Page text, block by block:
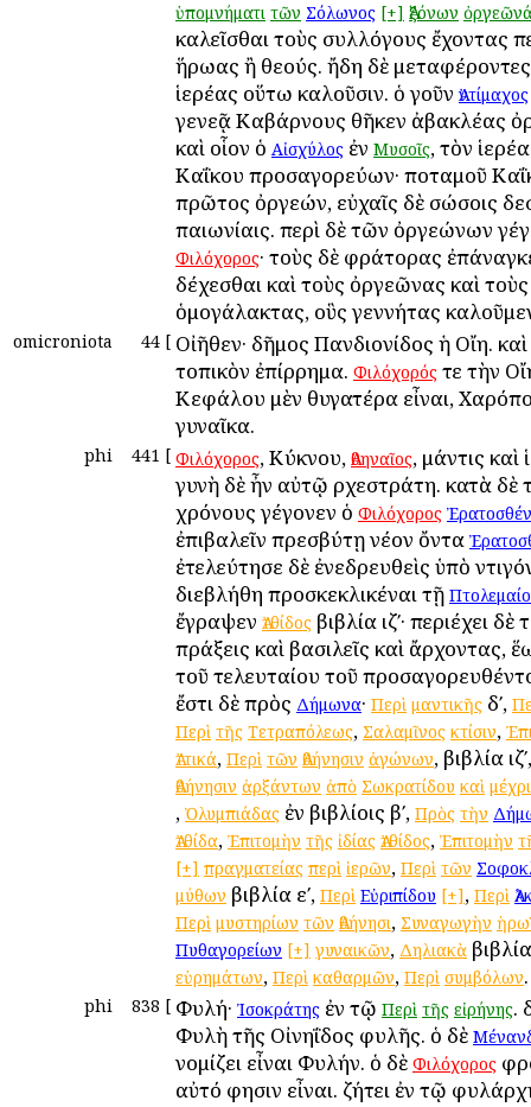
ὑπομνήματι τῶν Σόλωνος [+] Ἀξόνων
καλεῖσθαι τοὺς συλλόγους ἔχοντας
ἥρωας ἢ θεούς. ἤδη δὲ μεταφέροντες
ἱερέας οὕτω καλοῦσιν. ὁ γοῦνἈντίμαχος
γενεᾷ Καβάρνους θῆκεν ἀβακλέας
καὶ οἷον ὁ Αἰσχύλος ἐν Μυσοῖς, τὸν
Καΐκου προσαγορεύων· ποταμοῦ
πρῶτος ὀργεών, εὐχαῖς δὲ σώσοις
παιωνίαις. περὶ δὲ τῶν ὀργεώνων
Φιλόχορος· τοὺς δὲ φράτορας
δέχεσθαι καὶ τοὺς ὀργεῶνας καὶ τοὺς
ὁμογάλακτας, οὓς γεννήτας
omicroniota 44 [ Οἰῆθεν· δῆμος Πανδιονίδος ἡ Οἴη.
τοπικὸν ἐπίρρημα. Φιλόχορός τε τὴν
Κεφάλου μὲν θυγατέρα εἶναι,
γυναῖκα.
phi 441 [ Φιλόχορος, Κύκνου, Ἀθηναῖος, μάντις καὶ
γυνὴ δὲ ἦν αὐτῷ Ἀρχεστράτη. κατὰ δὲ
χρόνους γέγονεν ὁ Φιλόχορος
ἐπιβαλεῖν πρεσβύτῃ νέον ὄντα
ἐτελεύτησε δὲ ἐνεδρευθεὶς ὑπὸ
διεβλήθη προσκεκλικέναι τῇ
ἔγραψεν Ἀτθίδος βιβλία ιζʹ· περιέχει δὲ
πράξεις καὶ βασιλεῖς καὶ ἄρχοντας,
τοῦ τελευταίου τοῦ
ἔστι δὲ πρὸς Δήμωνα· Περὶ μαντικῆς δʹ,
Περὶ τῆς Τετραπόλεως, Σαλαμῖνος κτίσιν,
Ἀττικά, Περὶ τῶν Ἀθήνησιν ἀγώνων, βιβλία
Ἀθήνησιν ἀρξάντων ἀπὸ Σωκρατίδου καὶ μέχρι
, Ὀλυμπιάδας ἐν βιβλίοις βʹ, Πρὸς τὴν
Ἀτθίδα, Ἐπιτομὴν τῆς ἰδίας Ἀτθίδος, Ἐπιτομὴν
[+] πραγματείας περὶ ἱερῶν, Περὶ τῶν
μύθων βιβλία εʹ, Περὶ Εὐριπίδου [+], Περὶ
Περὶ μυστηρίων τῶν Ἀθήνησι, Συναγωγὴν
Πυθαγορείων [+] γυναικῶν, Δηλιακὰ
εὑρημάτων, Περὶ καθαρμῶν, Περὶ συμβόλων.
phi 838 [ Φυλή· Ἰσοκράτης ἐν τῷ Περὶ τῆς εἰρήνης.
Φυλὴ τῆς Οἰνηΐδος φυλῆς. ὁ δὲ
νομίζει εἶναι Φυλήν. ὁ δὲ Φιλόχορος
αὐτό φησιν εἶναι. ζήτει ἐν τῷ